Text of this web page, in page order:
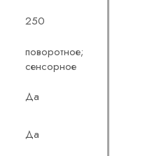
250
поворотное;
сенсорное
Да
Да